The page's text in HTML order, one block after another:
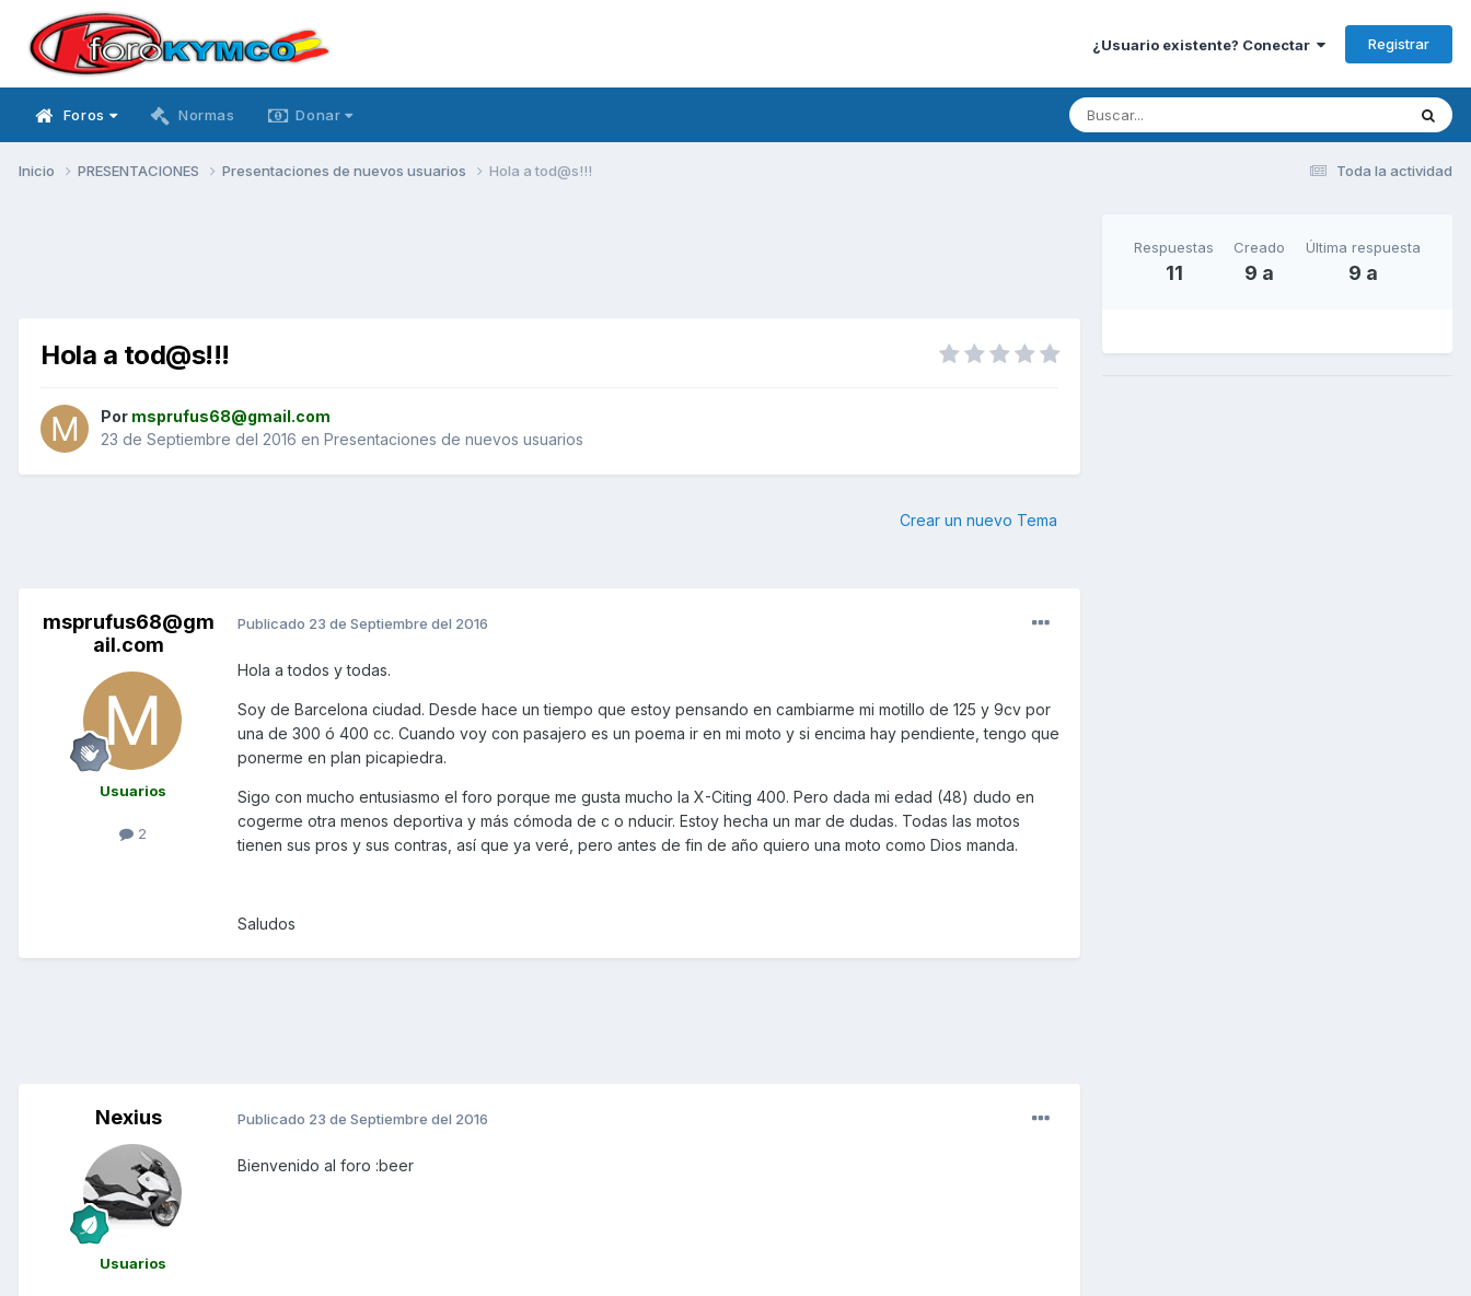
¿Usuario existente? Conectar Registrar
Foros Normas Donar
Toda la actividad
Inicio PRESENTACIONES Presentaciones de nuevos usuarios Hola a tod@s!!!
Hola a tod@s!!!
Por msprufus68@gmail.com
23 de Septiembre del 2016 en Presentaciones de nuevos usuarios
Crear un nuevo Tema
msprufus68@gm
ail.com
Usuarios
2
Publicado 23 de Septiembre del 2016
Hola a todos y todas.
Soy de Barcelona ciudad. Desde hace un tiempo que estoy pensando en cambiarme mi motillo de 125 y 9cv por
una de 300 ó 400 cc. Cuando voy con pasajero es un poema ir en mi moto y si encima hay pendiente, tengo que
ponerme en plan picapiedra.
Sigo con mucho entusiasmo el foro porque me gusta mucho la X-Citing 400. Pero dada mi edad (48) dudo en
cogerme otra menos deportiva y más cómoda de c o nducir. Estoy hecha un mar de dudas. Todas las motos
tienen sus pros y sus contras, así que ya veré, pero antes de fin de año quiero una moto como Dios manda.
Saludos
Nexius
Usuarios
Publicado 23 de Septiembre del 2016
Bienvenido al foro :beer
Respuestas
11
Creado
9 a
Última respuesta
9 a